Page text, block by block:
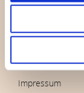
Nyheder
Brands
Impressum